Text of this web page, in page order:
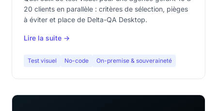
20 clients en parallèle : critères de sélection, pièges
à éviter et place de Delta-QA Desktop.
Lire la suite →
Test visuel No-code On-premise & souveraineté